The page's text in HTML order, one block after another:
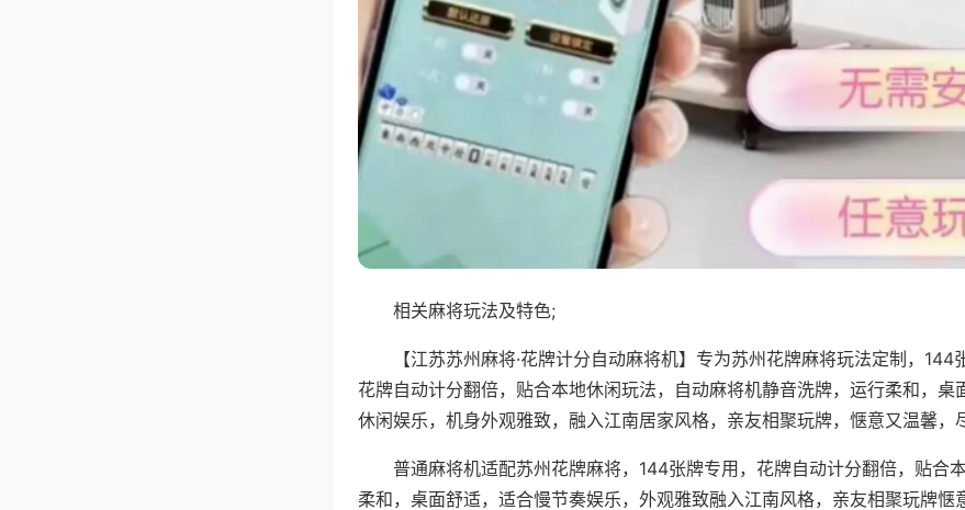
相关麻将玩法及特色;
【江苏苏州麻将·花牌计分自动麻将机】专为苏州花牌麻将玩法定制，144
花牌自动计分翻倍，贴合本地休闲玩法，自动麻将机静音洗牌，运行柔和，桌
休闲娱乐，机身外观雅致，融入江南居家风格，亲友相聚玩牌，惬意又温馨，
普通麻将机适配苏州花牌麻将，144张牌专用，花牌自动计分翻倍，贴合
柔和，桌面舒适，适合慢节奏娱乐，外观雅致融入江南风格，亲友相聚玩牌惬